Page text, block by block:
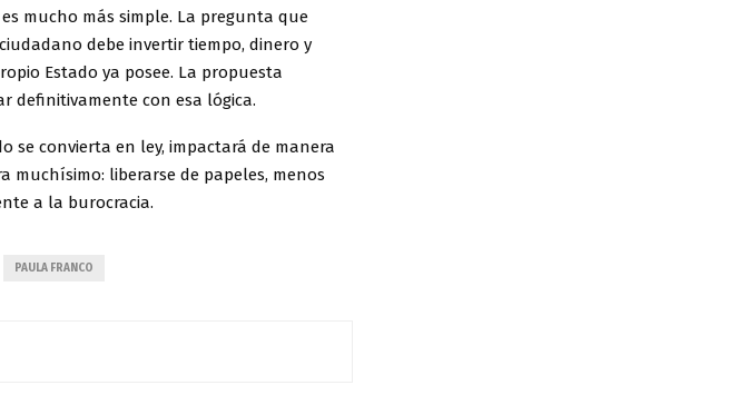
mucho más simple. La pregunta que
debe invertir tiempo, dinero y
Estado ya posee. La propuesta
definitivamente con esa lógica.
se convierta en ley, impactará de manera
liberarse de papeles, menos
a la burocracia.
PAULA FRANCO